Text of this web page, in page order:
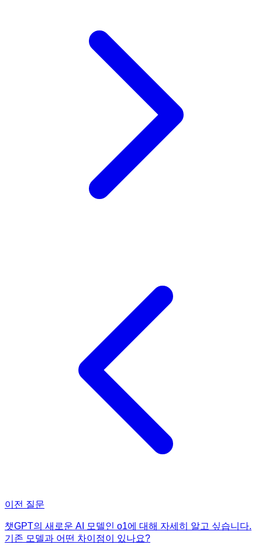
이전 질문
챗GPT의 새로운 AI 모델인 o1에 대해 자세히 알고 싶습니다.
기존 모델과 어떤 차이점이 있나요?